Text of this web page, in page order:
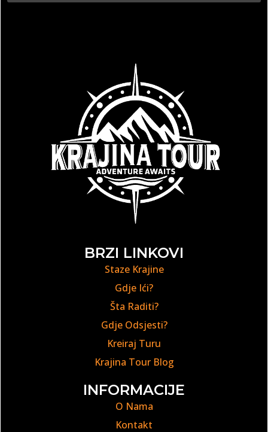
BRZI LINKOVI
Staze Krajine
Gdje Ići?
Šta Raditi?
Gdje Odsjesti?
Kreiraj Turu
Krajina Tour Blog
INFORMACIJE
O Nama
Kontakt